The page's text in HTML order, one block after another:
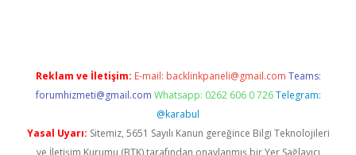
Reklam ve İletişim: E-mail: backlinkpaneli@gmail.com Teams:
forumhizmeti@gmail.com Whatsapp: 0262 606 0 726 Telegram:
@karabul
Yasal Uyarı: Sitemiz, 5651 Sayılı Kanun gereğince Bilgi Teknolojileri
ve İletişim Kurumu (BTK) tarafından onaylanmış bir Yer Sağlayıcı